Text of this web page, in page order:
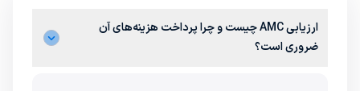
ارزیابی AMC چیست و چرا پرداخت هزینه‌های آن
ضروری است؟